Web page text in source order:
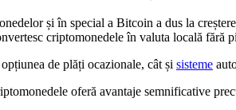
și în special a Bitcoin a dus la
criptomonedele în valuta locală fără
de plăți ocazionale, cât și sisteme
oferă avantaje semnificative